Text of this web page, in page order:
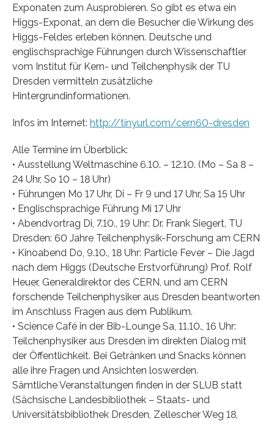
Exponaten zum Ausprobieren. So gibt es etwa ein
Higgs-Exponat, an dem die Besucher die Wirkung des
Higgs-Feldes erleben können. Deutsche und
englischsprachige Führungen durch Wissenschaftler
vom Institut für Kern- und Teilchenphysik der TU
Dresden vermitteln zusätzliche
Hintergrundinformationen.
Infos im Internet: http://tinyurl.com/cern60-dresden
Alle Termine im Überblick:
• Ausstellung Weltmaschine 6.10. – 12.10. (Mo – Sa 8 –
24 Uhr, So 10 – 18 Uhr)
• Führungen Mo 17 Uhr, Di – Fr 9 und 17 Uhr, Sa 15 Uhr
• Englischsprachige Führung Mi 17 Uhr
• Abendvortrag Di, 7.10., 19 Uhr: Dr. Frank Siegert, TU
Dresden: 60 Jahre Teilchenphysik-Forschung am CERN
• Kinoabend Do, 9.10., 18 Uhr: Particle Fever – Die Jagd
nach dem Higgs (Deutsche Erstvorführung) Prof. Rolf
Heuer, Generaldirektor des CERN, und am CERN
forschende Teilchenphysiker aus Dresden beantworten
im Anschluss Fragen aus dem Publikum.
• Science Café in der Bib-Lounge Sa, 11.10., 16 Uhr:
Teilchenphysiker aus Dresden im direkten Dialog mit
der Öffentlichkeit. Bei Getränken und Snacks können
alle ihre Fragen und Ansichten loswerden.
Sämtliche Veranstaltungen finden in der SLUB statt
(Sächsische Landesbibliothek – Staats- und
Universitätsbibliothek Dresden, Zellescher Weg 18,